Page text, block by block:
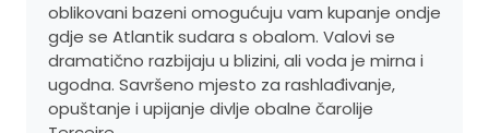
oblikovani bazeni omogućuju vam kupanje ondje
gdje se Atlantik sudara s obalom. Valovi se
dramatično razbijaju u blizini, ali voda je mirna i
ugodna. Savršeno mjesto za rashlađivanje,
opuštanje i upijanje divlje obalne čarolije